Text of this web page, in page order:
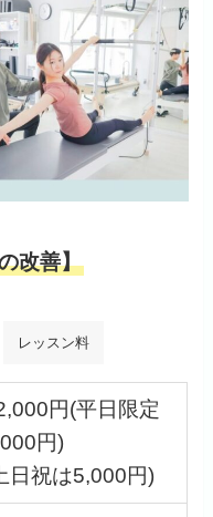
改善】
レッスン料
円(平日限定
円)
日祝は5,000円)